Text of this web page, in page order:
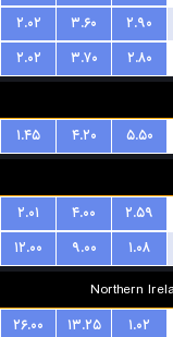
۲.۹۰ ۳.۶۰
۲.۰۲
۲.۸۰ ۳.۷۰
۲.۰۲
۵.۵۰ ۴.۲۰
۱.۴۵
۲.۵۹ ۴.۰۰
۲.۰۱
۱.۰۸ ۹.۰۰
۱۲.۰۰
۱.۰۲ ۱۳.۲۵
۲۶.۰۰